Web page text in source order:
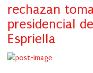
rechazan
presidencial
Espriella